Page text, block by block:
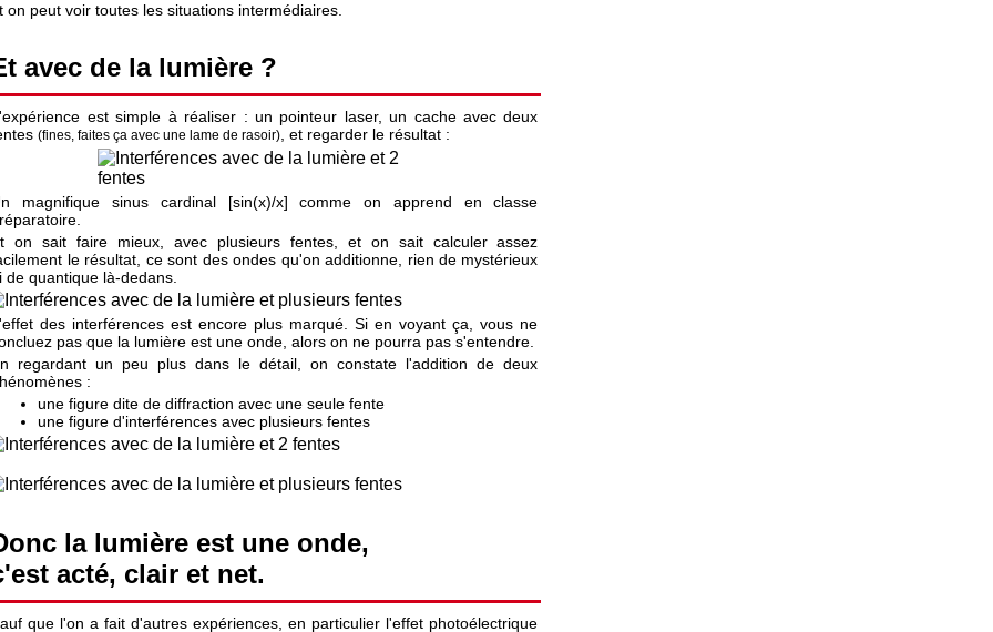
on peut voir toutes les situations intermédiaires.
avec de la lumière ?
est simple à réaliser : un pointeur laser, un cache avec deux
(fines, faites ça avec une lame de rasoir) , et regarder le résultat :
magnifique sinus cardinal [sin(x)/x] comme on apprend en classe
on sait faire mieux, avec plusieurs fentes, et on sait calculer assez
le résultat, ce sont des ondes qu'on additionne, rien de mystérieux
de quantique là-dedans.
des interférences est encore plus marqué. Si en voyant ça, vous ne
pas que la lumière est une onde, alors on ne pourra pas s'entendre.
regardant un peu plus dans le détail, on constate l'addition de deux
:
une figure dite de diffraction avec une seule fente
une figure d'interférences avec plusieurs fentes
la lumière est une onde,
acté, clair et net.
que l'on a fait d'autres expériences, en particulier l'effet photoélectrique